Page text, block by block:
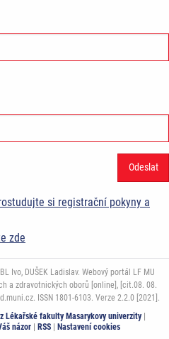
si registrační pokyny a
zde
Ivo, DUŠEK Ladislav. Webový portál LF MU
a zdravotnických oborů [online], [cit.08. 08.
ISSN 1801-6103. Verze 2.2.0 [2021].
Lékařské fakulty Masarykovy univerzity|
názor| RSS| Nastavení cookies